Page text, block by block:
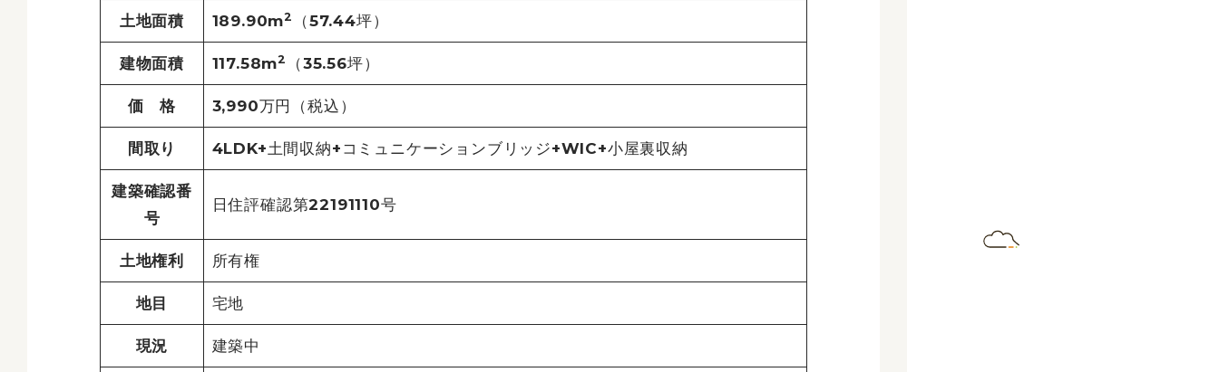
土地面積 189.90m2 （57.44坪）
建物面積 117.58m2 （35.56坪）
価 格 3,990万円（税込）
間取り 4LDK+土間収納+コミュニケーションブリッジ+WIC+小屋裏収納
建築確認番
号
日住評確認第22191110号
土地権利 所有権
地目 宅地
現況 建築中